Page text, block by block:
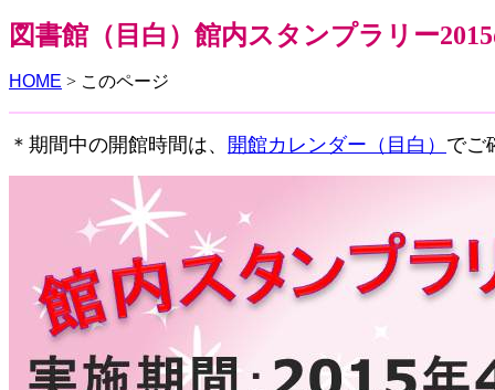
図書館（目白）館内スタンプラリー
HOME > このページ
＊期間中の開館時間は、 開館カレンダー（目白） でご